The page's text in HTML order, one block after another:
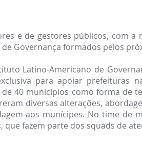
e de gestores públicos, com a
Governança formados pelos
Latino-Americano de
para apoiar prefeituras
40 municípios como forma de
diversas alterações,
aos munícipes. No time de
fazem parte dos squads de